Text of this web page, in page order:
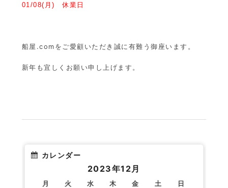
01/08(月) 休業日
船屋.comをご愛顧いただき誠に有難う御座います。
新年も宜しくお願い申し上げます。
カレンダー
2023年12月
月 火 水 木 金 土 日